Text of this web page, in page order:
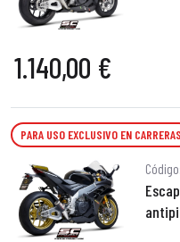
1.140,00 €
PARA USO EXCLUSIVO EN CARRERAS
Código: